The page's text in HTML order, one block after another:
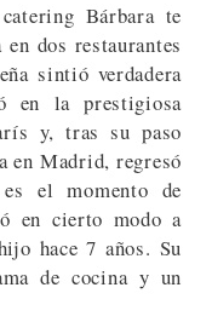
Bárbara te
dos restaurantes
sintió verdadera
en la prestigiosa
y, tras su paso
en Madrid, regresó
el momento de
en cierto modo a
hace 7 años. Su
de cocina y un